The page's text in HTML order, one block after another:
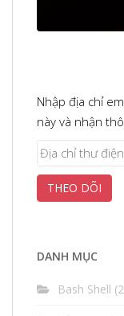
Nhập địa chỉ
này và nhận
Địa
thư
(email)
THEO DÕI
DANH MỤC
Bash Shell